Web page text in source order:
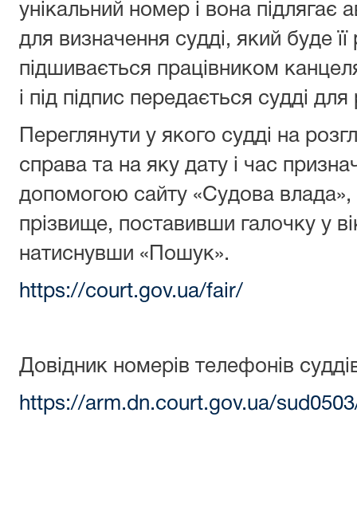
унікальний номер і вона підлягає
для визначення судді, який буде
підшивається працівником
і під підпис передається судді для
Переглянути у якого судді на
справа та на яку дату і час
допомогою сайту «Судова
прізвище, поставивши галочку у
натиснувши «Пошук».
https://court.gov.ua/fair/
Довідник номерів телефонів
https://arm.dn.court.gov.ua/